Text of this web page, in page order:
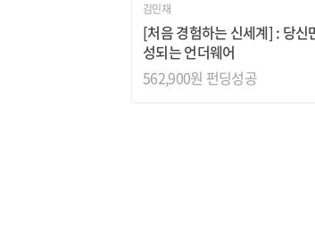
김민재
[처음 경험하는 신세계] : 당신
성되는 언더웨어
562,900원 펀딩성공